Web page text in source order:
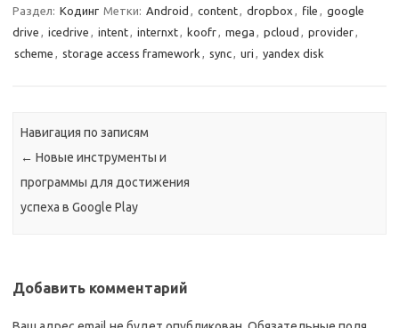
Раздел: Кодинг Метки: Android , content, dropbox , file , google
drive , icedrive , intent, internxt, koofr, mega , pcloud , provider,
scheme , storage access framework , sync, uri , yandex disk
Навигация по записям
← Новые инструменты и
программы для достижения
успеха в Google Play
Добавить комментарий